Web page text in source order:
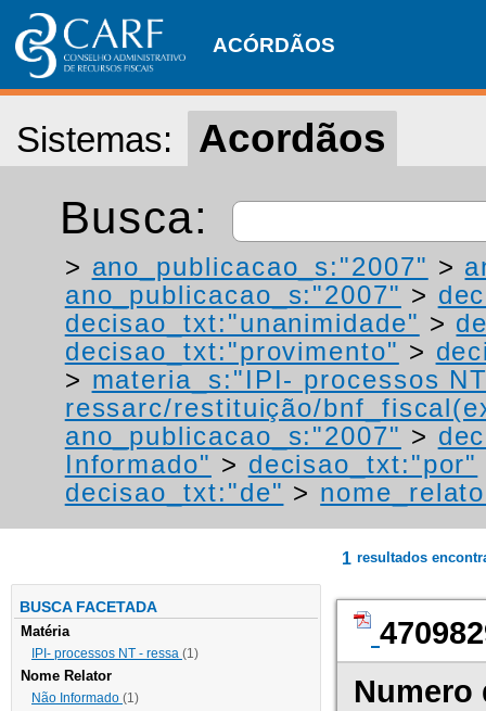
ACÓRDÃOS
Sistemas: Acordãos
Busca:
> ano_publicacao_s:"2007" >
ano_publicacao_s:"2007" >
decisao_txt:"unanimidade" >
decisao_txt:"provimento" >
> materia_s:"IPI- processos
ressarc/restituição/
ano_publicacao_s:"2007" >
Informado" > decisao_txt:"por"
decisao_txt:"de" >
BUSCA FACETADA
Matéria
IPI- processos NT - ressa (1)
Nome Relator
Não Informado (1)
1 resultados
Numero